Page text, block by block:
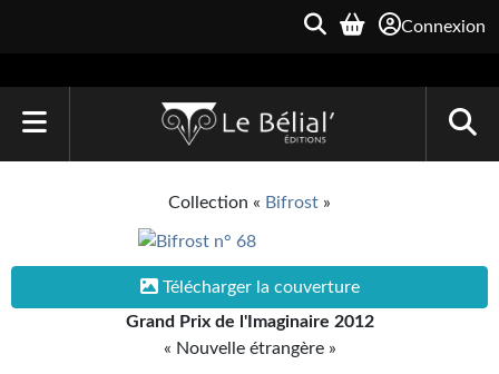
Connexion
Une Heure-Lumière
Collection « Bifrost »
Télécharger la couverture
Grand Prix de l'Imaginaire 2012
« Nouvelle étrangère »